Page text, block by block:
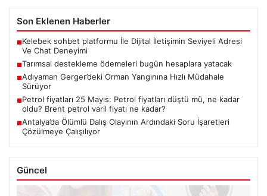
Son Eklenen Haberler
■Kelebek sohbet platformu İle Dijital İletişimin Seviyeli Adresi
Ve Chat Deneyimi
■Tarımsal destekleme ödemeleri bugün hesaplara yatacak
■Adıyaman Gerger’deki Orman Yangınına Hızlı Müdahale
Sürüyor
■Petrol fiyatları 25 Mayıs: Petrol fiyatları düştü mü, ne kadar
oldu? Brent petrol varil fiyatı ne kadar?
■Antalya’da Ölümlü Dalış Olayının Ardındaki Soru İşaretleri
Çözülmeye Çalışılıyor
Güncel